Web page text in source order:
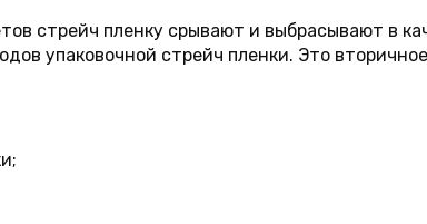
стрейч пленку срывают и выбрасывают в
упаковочной стрейч пленки. Это